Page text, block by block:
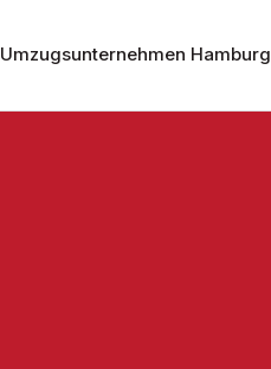
Umzugsunternehmen Hamburg